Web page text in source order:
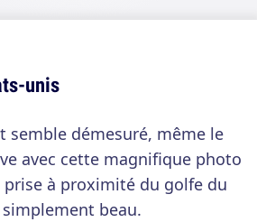
unis
semble démesuré, même le
avec cette magnifique photo
prise à proximité du golfe du
beau.